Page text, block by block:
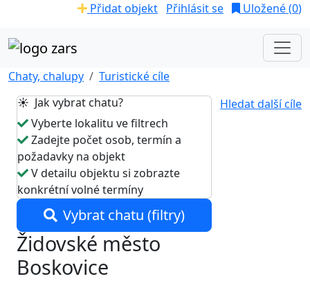
Přidat objekt Přihlásit se Uložené (0)
Chaty, chalupy
Turistické cíle
Hledat další cíle
☀️ Jak vybrat chatu?
Vyberte lokalitu ve filtrech
Zadejte počet osob, termín a
požadavky na objekt
V detailu objektu si zobrazte
konkrétní volné termíny
Vybrat chatu (filtry)
Židovské město
Boskovice